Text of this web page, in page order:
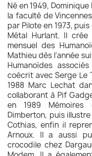
Né en 1949,
la faculté de
par Pilote en 1973,
Métal Hurlant. Il
mensuel des
Mathieu dès l'année
Humanoïdes
coécrit avec Serge Le
1988 Marc Lechat
collaborant à Pif
en 1989 Mémoires
Dimberton, puis
Cothias, enfin il
Arnoux. Il a aussi
crocodile chez